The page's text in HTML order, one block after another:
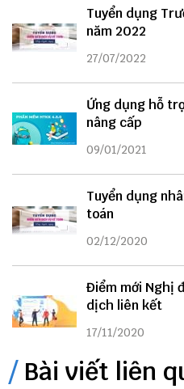
Tuyển dụng
năm 2022
27/07/2022
Ứng dụng hỗ
nâng cấp
09/01/2021
Tuyển dụng
toán
02/12/2020
Điểm mới Nghị
dịch liên kết
17/11/2020
Bài viết liên